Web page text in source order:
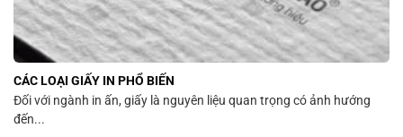
CÁC LOẠI GIẤY IN PHỔ BIẾN
Đối với ngành in ấn, giấy là nguyên liệu quan trọng có ảnh hướng
đến...